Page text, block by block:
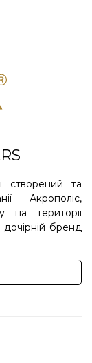
створений та
Акрополіс,
на території
бренд